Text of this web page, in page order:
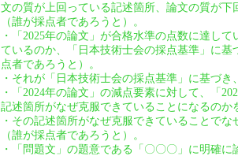
文の質が上回っている記述箇所、論文の質が
（誰が採点者であろうと）。
・「2025年の論文」が合格水準の点数に達し
ているのか、「日本技術士会の採点基準」に
点者であろうと）。
・それが「日本技術士会の採点基準」に基づ
・「2024年の論文」の減点要素に対して、「
記述箇所がなぜ克服できていることになるのか
・その記述箇所がなぜ克服できていることで
（誰が採点者であろうと）。
・「問題文」の題意である「〇〇〇」に明確